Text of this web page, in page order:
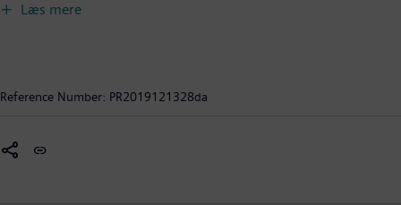
Healthcare A/S), Siemens Gamesa Renewable Energy A/S,
Læs mere
Reference Number: PR2019121328da